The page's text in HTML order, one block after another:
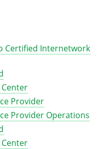
Certified Internetwork
Center
Provider
Provider Operations
Center